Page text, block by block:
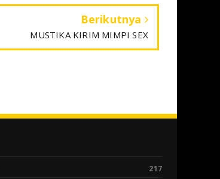
Berikutnya
MUSTIKA KIRIM MIMPI SEX
217